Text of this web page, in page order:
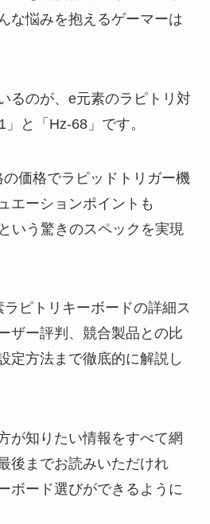
な悩みを抱えるゲーマーは
るのが、e元素のラピトリ対
と「Hz-68」です。
価格でラピッドトリガー機
エーションポイントも
いう驚きのスペックを実現
ピトリキーボードの詳細ス
ザー評判、競合製品との比
定方法まで徹底的に解説し
が知りたい情報をすべて網
後までお読みいただけれ
ボード選びができるように